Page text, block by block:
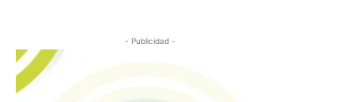
- Publicidad -